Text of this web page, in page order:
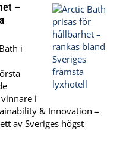
–
i
i
& Innovation –
av Sveriges högst